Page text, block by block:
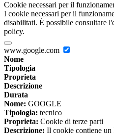
Cookie necessari per il
I cookie necessari per il
disabilitati. È possibile consultare
policy.
www.google.com
Nome
Tipologia
Proprieta
Descrizione
Durata
Nome: GOOGLE
Tipologia: tecnico
Proprieta: Cookie di terze parti
Descrizione: Il cookie contiene